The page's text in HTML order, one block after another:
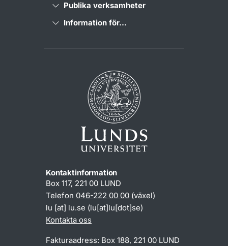
Publika verksamheter
Information för...
Kontaktinformation
Box 117, 221 00 LUND
Telefon 046-222 00 00 (växel)
lu [at] lu.se (lu[at]lu[dot]se)
Kontakta oss
Fakturaadress: Box 188, 221 00 LUND